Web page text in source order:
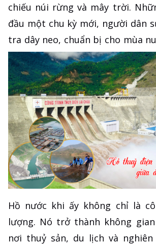
chiếu núi rừng và mây trời.
đầu một chu kỳ mới, người dân
tra dây neo, chuẩn bị cho mùa
Hồ nước khi ấy không chỉ là
lượng. Nó trở thành không
nơi thuỷ sản, du lịch và